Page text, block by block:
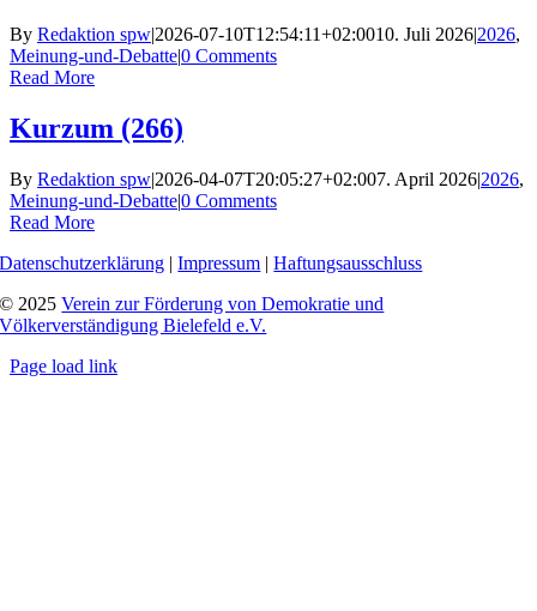
By Redaktion spw|2026-07-10T12:54:11+02:0010. Juli 2026|2026,
Meinung-und-Debatte|0 Comments
Read More
Kurzum (266)
By Redaktion spw|2026-04-07T20:05:27+02:007. April 2026|2026,
Meinung-und-Debatte|0 Comments
Read More
Datenschutzerklärung |Impressum |Haftungsausschluss
© 2025Verein zur Förderung von Demokratie und
Völkerverständigung Bielefeld e.V.
Page load link